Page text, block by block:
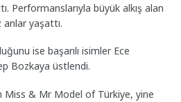
Performanslarıyla büyük alkış alan
yaşattı.
ise başarılı isimler Ece
Bozkaya üstlendi.
Miss & Mr Model of Türkiye, yine